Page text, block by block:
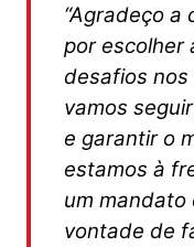
“Agradeço
por escolher
desafios nos
vamos
e garantir o
estamos à
um mandato
vontade de